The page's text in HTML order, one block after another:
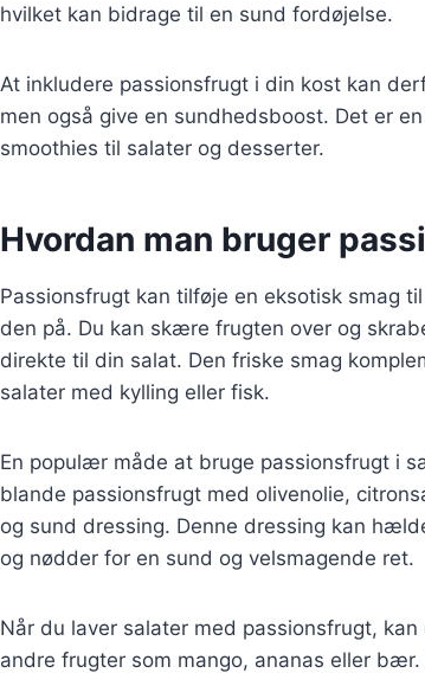
hvilket kan bidrage til en sund fordøjelse.
At inkludere passionsfrugt i din kost kan
men også give en sundhedsboost. Det er
smoothies til salater og desserter.
Hvordan man bruger
Passionsfrugt kan tilføje en eksotisk smag
den på. Du kan skære frugten over og
direkte til din salat. Den friske smag
salater med kylling eller fisk.
En populær måde at bruge passionsfrugt i
blande passionsfrugt med olivenolie,
og sund dressing. Denne dressing kan
og nødder for en sund og velsmagende ret.
Når du laver salater med passionsfrugt,
andre frugter som mango, ananas eller